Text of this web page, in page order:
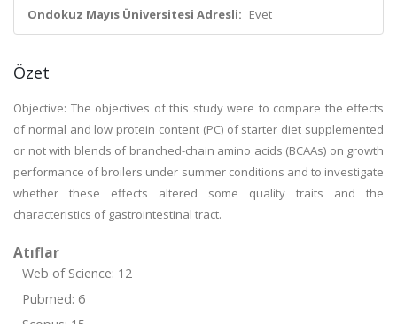
Ondokuz Mayıs Üniversitesi Adresli: Evet
Özet
Objective: The objectives of this study were to compare the effects
of normal and low protein content (PC) of starter diet supplemented
or not with blends of branched-chain amino acids (BCAAs) on growth
performance of broilers under summer conditions and to investigate
whether these effects altered some quality traits and the
characteristics of gastrointestinal tract.
Atıflar
Web of Science: 12
Pubmed: 6